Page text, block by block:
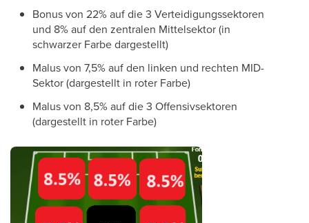
Bonus von 22% auf die 3 Verteidigungssektoren
und 8% auf den zentralen Mittelsektor (in
schwarzer Farbe dargestellt)
Malus von 7,5% auf den linken und rechten MID-
Sektor (dargestellt in roter Farbe)
Malus von 8,5% auf die 3 Offensivsektoren
(dargestellt in roter Farbe)